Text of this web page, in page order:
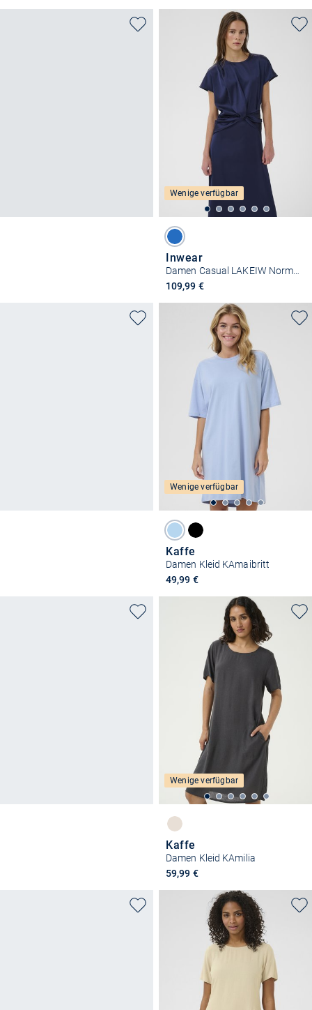
Wenige verfügbar
Inwear
109,99 €
Wenige verfügbar
Kaffe
Damen Kleid KAmaibritt
49,99 €
Wenige verfügbar
Kaffe
Damen Kleid KAmilia
59,99 €